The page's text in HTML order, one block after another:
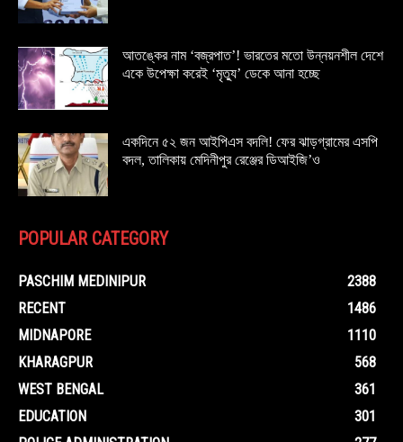
আতঙ্কের নাম ‘বজ্রপাত’! ভারতের মতো উন্নয়নশীল দেশে
একে উপেক্ষা করেই ‘মৃত্যু’ ডেকে আনা হচ্ছে
একদিনে ৫২ জন আইপিএস বদলি! ফের ঝাড়গ্রামের এসপি
বদল, তালিকায় মেদিনীপুর রেঞ্জের ডিআইজি’ও
POPULAR CATEGORY
PASCHIM MEDINIPUR
2388
RECENT
1486
MIDNAPORE
1110
KHARAGPUR
568
WEST BENGAL
361
EDUCATION
301